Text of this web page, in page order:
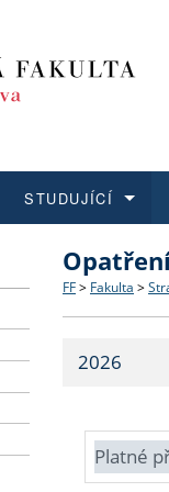
Struktura
Strategie
Fakultní
Co
Učitelské
STUDUJÍCÍ
O vědě a
Aktuální
FF > Fakulta >
2026
Platné